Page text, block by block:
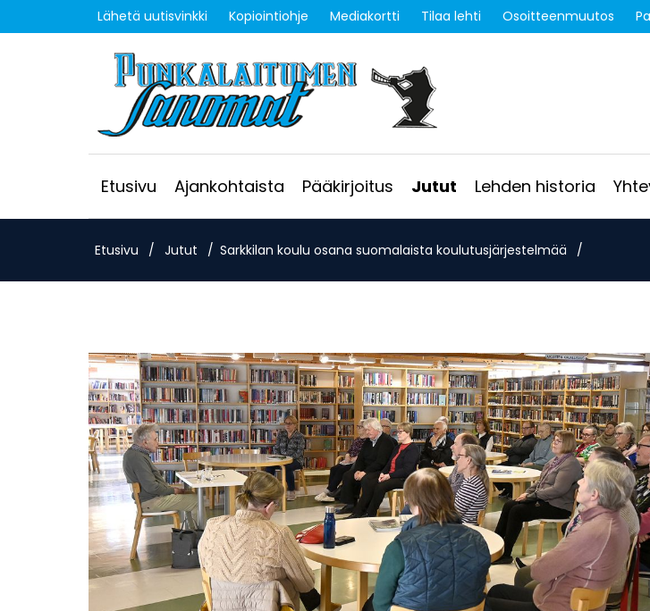
Lähetä uutisvinkki Kopiointiohje Mediakortti Tilaa lehti Osoitteenmuutos
Etusivu Ajankohtaista Pääkirjoitus Jutut Lehden historia
Etusivu / Jutut / Sarkkilan koulu osana suomalaista koulutusjärjestelmää /